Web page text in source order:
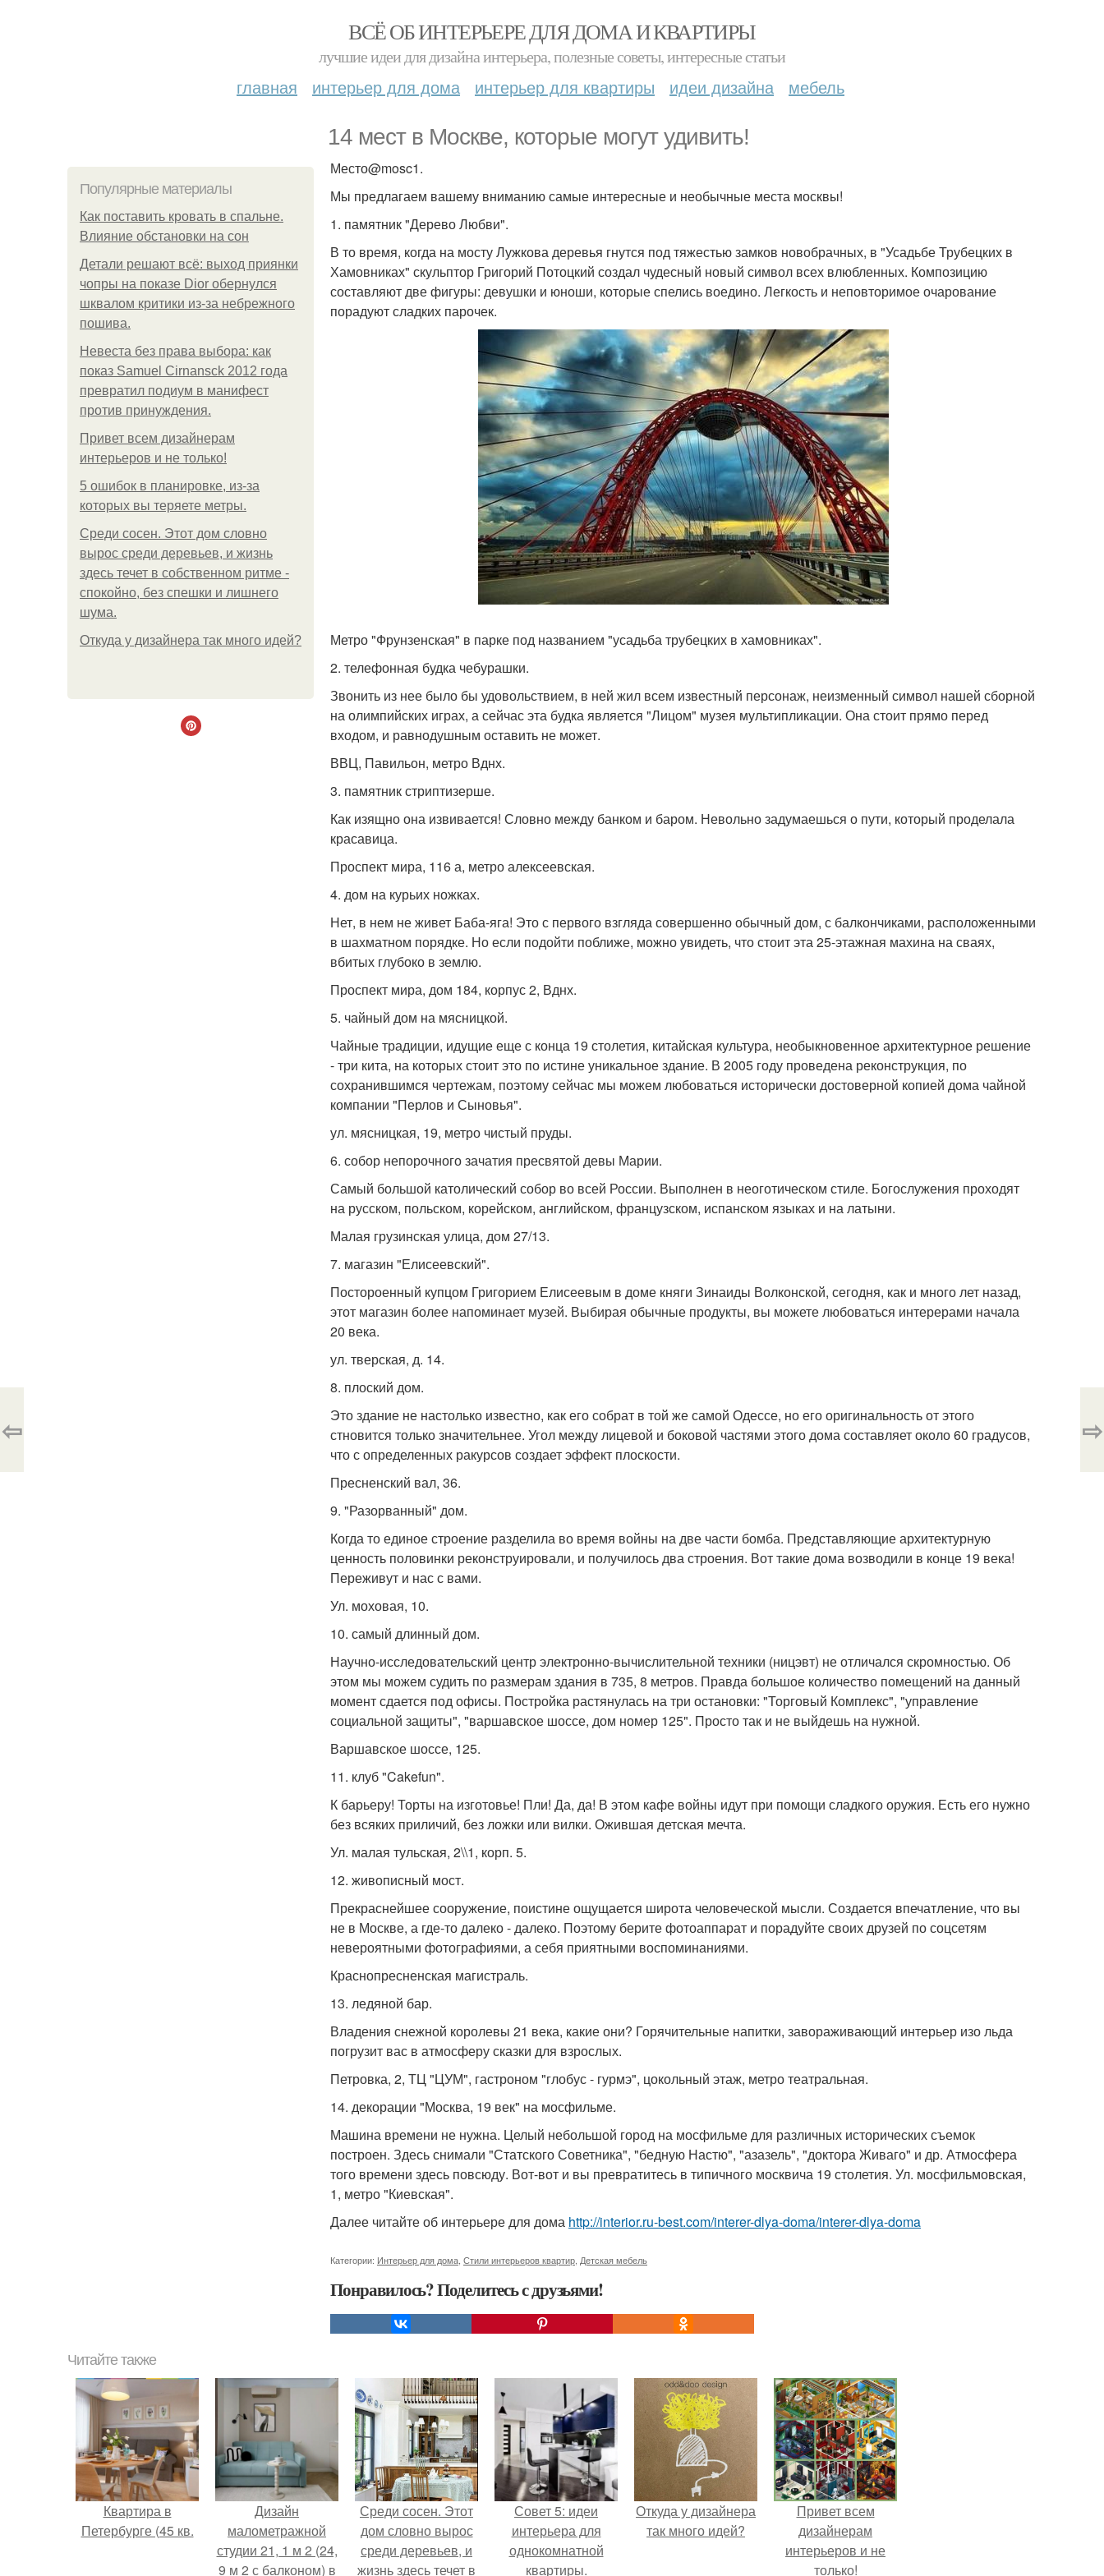
ВСЁ ОБ ИНТЕРЬЕРЕ ДЛЯ ДОМА И КВАРТИРЫ
лучшие идеи для дизайна интерьера, полезные советы, интересные статьи
главная интерьер для дома интерьер для квартиры идеи дизайна мебель
14 мест в Москве, которые могут удивить!
Популярные материалы
Как поставить кровать в спальне.
Влияние обстановки на сон
Детали решают всё: выход приянки
чопры на показе Dior обернулся
шквалом критики из-за небрежного
пошива.
Невеста без права выбора: как
показ Samuel Cirnansck 2012 года
превратил подиум в манифест
против принуждения.
Привет всем дизайнерам
интерьеров и не только!
5 ошибок в планировке, из-за
которых вы теряете метры.
Среди сосен. Этот дом словно
вырос среди деревьев, и жизнь
здесь течет в собственном ритме -
спокойно, без спешки и лишнего
шума.
Откуда у дизайнера так много идей?
Место@mosc1.
Мы предлагаем вашему вниманию самые интересные и необычные места москвы!
1. памятник "Дерево Любви".
В то время, когда на мосту Лужкова деревья гнутся под тяжестью замков новобрачных, в "Усадьбе Трубецких в
Хамовниках" скульптор Григорий Потоцкий создал чудесный новый символ всех влюбленных. Композицию
составляют две фигуры: девушки и юноши, которые спелись воедино. Легкость и неповторимое очарование
порадуют сладких парочек.
Метро "Фрунзенская" в парке под названием "усадьба трубецких в хамовниках".
2. телефонная будка чебурашки.
Звонить из нее было бы удовольствием, в ней жил всем известный персонаж, неизменный символ нашей сборной
на олимпийских играх, а сейчас эта будка является "Лицом" музея мультипликации. Она стоит прямо перед
входом, и равнодушным оставить не может.
ВВЦ, Павильон, метро Вднх.
3. памятник стриптизерше.
Как изящно она извивается! Словно между банком и баром. Невольно задумаешься о пути, который проделала
красавица.
Проспект мира, 116 а, метро алексеевская.
4. дом на курьих ножках.
Нет, в нем не живет Баба-яга! Это с первого взгляда совершенно обычный дом, с балкончиками, расположенными
в шахматном порядке. Но если подойти поближе, можно увидеть, что стоит эта 25-этажная махина на сваях,
вбитых глубоко в землю.
Проспект мира, дом 184, корпус 2, Вднх.
5. чайный дом на мясницкой.
Чайные традиции, идущие еще с конца 19 столетия, китайская культура, необыкновенное архитектурное решение
- три кита, на которых стоит это по истине уникальное здание. В 2005 году проведена реконструкция, по
сохранившимся чертежам, поэтому сейчас мы можем любоваться исторически достоверной копией дома чайной
компании "Перлов и Сыновья".
ул. мясницкая, 19, метро чистый пруды.
6. собор непорочного зачатия пресвятой девы Марии.
Самый большой католический собор во всей России. Выполнен в неоготическом стиле. Богослужения проходят
на русском, польском, корейском, английском, французском, испанском языках и на латыни.
Малая грузинская улица, дом 27/13.
7. магазин "Елисеевский".
Постороенный купцом Григорием Елисеевым в доме княги Зинаиды Волконской, сегодня, как и много лет назад,
этот магазин более напоминает музей. Выбирая обычные продукты, вы можете любоваться интерерами начала
20 века.
ул. тверская, д. 14.
8. плоский дом.
Это здание не настолько известно, как его собрат в той же самой Одессе, но его оригинальность от этого
стновится только значительнее. Угол между лицевой и боковой частями этого дома составляет около 60 градусов,
что с определенных ракурсов создает эффект плоскости.
Пресненский вал, 36.
9. "Разорванный" дом.
Когда то единое строение разделила во время войны на две части бомба. Представляющие архитектурную
ценность половинки реконструировали, и получилось два строения. Вот такие дома возводили в конце 19 века!
Переживут и нас с вами.
Ул. моховая, 10.
10. самый длинный дом.
Научно-исследовательский центр электронно-вычислительной техники (ницэвт) не отличался скромностью. Об
этом мы можем судить по размерам здания в 735, 8 метров. Правда большое количество помещений на данный
момент сдается под офисы. Постройка растянулась на три остановки: "Торговый Комплекс", "управление
социальной защиты", "варшавское шоссе, дом номер 125". Просто так и не выйдешь на нужной.
Варшавское шоссе, 125.
11. клуб "Cakefun".
К барьеру! Торты на изготовье! Пли! Да, да! В этом кафе войны идут при помощи сладкого оружия. Есть его нужно
без всяких приличий, без ложки или вилки. Ожившая детская мечта.
Ул. малая тульская, 2\\1, корп. 5.
12. живописный мост.
Прекраснейшее сооружение, поистине ощущается широта человеческой мысли. Создается впечатление, что вы
не в Москве, а где-то далеко - далеко. Поэтому берите фотоаппарат и порадуйте своих друзей по соцсетям
невероятными фотографиями, а себя приятными воспоминаниями.
Краснопресненская магистраль.
13. ледяной бар.
Владения снежной королевы 21 века, какие они? Горячительные напитки, завораживающий интерьер изо льда
погрузит вас в атмосферу сказки для взрослых.
Петровка, 2, ТЦ "ЦУМ", гастроном "глобус - гурмэ", цокольный этаж, метро театральная.
14. декорации "Москва, 19 век" на мосфильме.
Машина времени не нужна. Целый небольшой город на мосфильме для различных исторических съемок
построен. Здесь снимали "Статского Советника", "бедную Настю", "азазель", "доктора Живаго" и др. Атмосфера
того времени здесь повсюду. Вот-вот и вы превратитесь в типичного москвича 19 столетия. Ул. мосфильмовская,
1, метро "Киевская".
Далее читайте об интерьере для дома http://interior.ru-best.com/interer-dlya-doma/interer-dlya-doma
Категории: Интерьер для дома Стили интерьеров квартир Детская мебель
Понравилось? Поделитесь с друзьями!
⇦ ⇨
Читайте также
Квартира в
Петербурге (45 кв.
Дизайн
малометражной
студии 21, 1 м 2 (24,
9 м 2 с балконом) в
Среди сосен. Этот
дом словно вырос
среди деревьев, и
жизнь здесь течет в
Совет 5: идеи
интерьера для
однокомнатной
квартиры.
Откуда у дизайнера
так много идей?
Привет всем
дизайнерам
интерьеров и не
только!